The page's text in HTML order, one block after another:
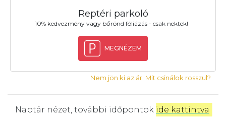
Reptéri parkoló
10% kedvezmény vagy bőrönd fóliázás - csak nektek!
MEGNÉZEM
Nem jön ki az ár. Mit csinálok rosszul?
Naptár nézet, további időpontok ide kattintva